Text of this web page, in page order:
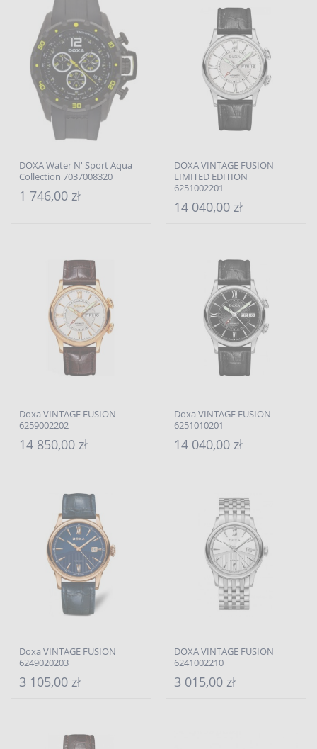
DOXA Water N' Sport Aqua
Collection 7037008320
1 746,00 zł
DOXA VINTAGE FUSION
LIMITED EDITION
6251002201
14 040,00 zł
Doxa VINTAGE FUSION
6259002202
14 850,00 zł
Doxa VINTAGE FUSION
6251010201
14 040,00 zł
Doxa VINTAGE FUSION
6249020203
3 105,00 zł
DOXA VINTAGE FUSION
6241002210
3 015,00 zł